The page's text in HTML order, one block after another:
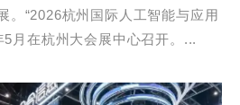
。“2026杭州国际人工智能与应用
月在杭州大会展中心召开。...